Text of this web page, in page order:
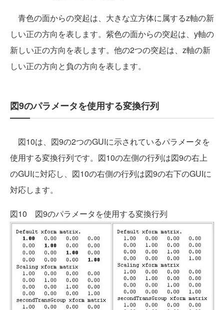
青色の面からの突起は、大きな立方体に属するz軸の新
しい正の方向を表します。紫色の面からの突起は、y軸の
新しい正の方向を表します。他の2つの突起は、z軸の新
しい正の方向と負の方向を表します。
図9のパラメータを使用する変換行列
図10は、図9の2つのGUIに示されているパラメータを
使用する変換行列です。図10の左側の行列は図9の右上
のGUIに対応し、図10の右側の行列は図9の右下のGUIに
対応します。
図10 図9のパラメータを使用する変換行列